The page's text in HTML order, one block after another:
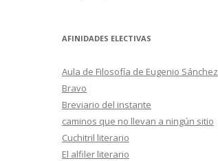
AFINIDADES ELECTIVAS
Aula de Filosofía de Eugenio Sánchez
Bravo
Breviario del instante
caminos que no llevan a ningún sitio
Cuchitril literario
El alfiler literario